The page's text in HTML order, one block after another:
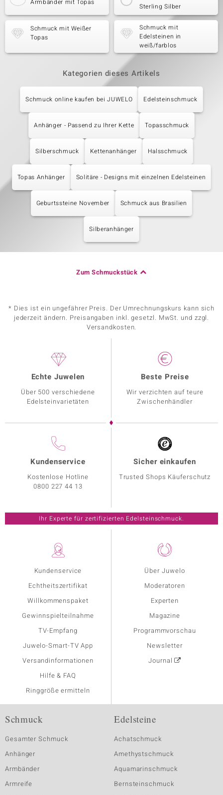
Armbänder mit Topas
Sterling Silber
Schmuck mit Weißer
Topas
Schmuck mit
Edelsteinen in
weiß/farblos
Kategorien dieses Artikels
Schmuck online kaufen bei JUWELO Edelsteinschmuck
Anhänger - Passend zu Ihrer Kette Topasschmuck
Silberschmuck Kettenanhänger Halsschmuck
Topas Anhänger Solitäre - Designs mit einzelnen Edelsteinen
Geburtssteine November Schmuck aus Brasilien
Silberanhänger
Zum Schmuckstück
* Dies ist ein ungefährer Preis. Der Umrechnungskurs kann sich
jederzeit ändern. Preisangaben inkl. gesetzl. MwSt. und zzgl.
Versandkosten.
Kundenservice
Echtheitszertifikat
Willkommenspaket
Gewinnspielteilnahme
TV-Empfang
Juwelo-Smart-TV App
Versandinformationen
Hilfe & FAQ
Ringgröße ermitteln
Über Juwelo
Moderatoren
Experten
Magazine
Programmvorschau
Newsletter
Journal
Echte Juwelen
Über 500 verschiedene
Edelsteinvarietäten
Beste Preise
Wir verzichten auf teure
Zwischenhändler
Kundenservice
Kostenlose Hotline
0800 227 44 13
Sicher einkaufen
Trusted Shops Käuferschutz
Ihr Experte für zertifizierten Edelsteinschmuck.
Schmuck
Gesamter Schmuck
Anhänger
Armbänder
Armreife
Edelsteine
Achatschmuck
Amethystschmuck
Aquamarinschmuck
Bernsteinschmuck